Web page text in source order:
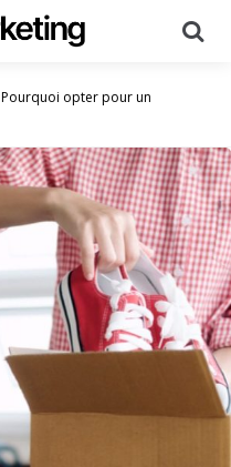
Pourquoi opter pour un